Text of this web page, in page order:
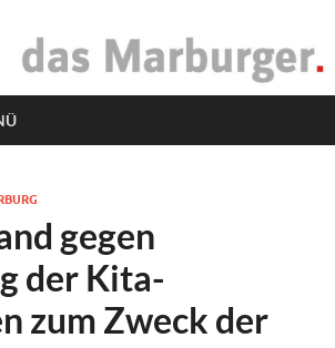
gegen
der Kita-
zum Zweck der